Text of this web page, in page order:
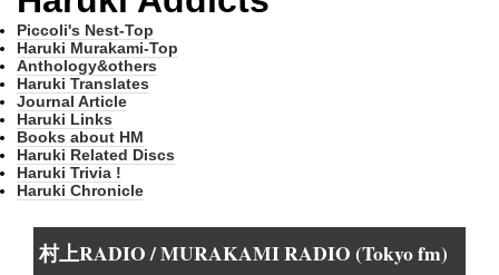
Piccoli's Nest-Top
Haruki Murakami-Top
Anthology&others
Haruki Translates
Journal Article
Haruki Links
Books about HM
Haruki Related Discs
Haruki Trivia !
Haruki Chronicle
村上RADIO / MURAKAMI RADIO (Tokyo fm)